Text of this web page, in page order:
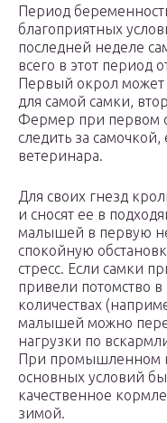
Период
благоприятных
последней неделе
всего в этот период
Первый окрол
для самой самки,
Фермер при первом
следить за
ветеринара.
Для своих гнезд
и сносят ее в
малышей в первую
спокойную
стресс. Если самки
привели потомство
количествах
малышей можно
нагрузки по
При промышленном
основных условий
качественное
зимой.